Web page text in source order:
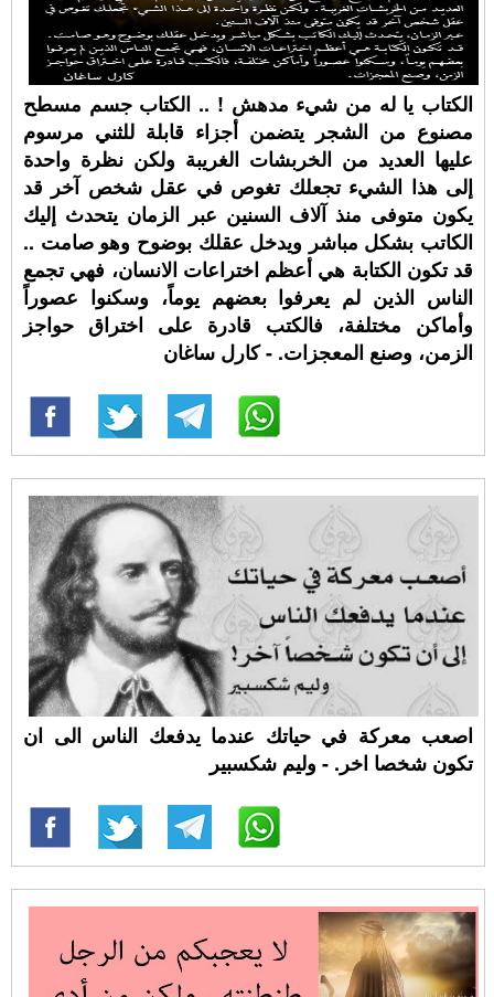
الكتاب يا له من شيء مدهش ! .. الكتاب جسم مسطح
مصنوع من الشجر يتضمن أجزاء قابلة للثني مرسوم
عليها العديد من الخربشات الغريبة ولكن نظرة واحدة
إلى هذا الشيء تجعلك تغوص في عقل شخص آخر قد
يكون متوفى منذ آلاف السنين عبر الزمان يتحدث إليك
الكاتب بشكل مباشر ويدخل عقلك بوضوح وهو صامت ..
قد تكون الكتابة هي أعظم اختراعات الانسان، فهي تجمع
الناس الذين لم يعرفوا بعضهم يوماً، وسكنوا عصوراً
وأماكن مختلفة، فالكتب قادرة على اختراق حواجز
الزمن، وصنع المعجزات. - كارل ساغان
اصعب معركة في حياتك عندما يدفعك الناس الى ان
تكون شخصا اخر. - وليم شكسبير